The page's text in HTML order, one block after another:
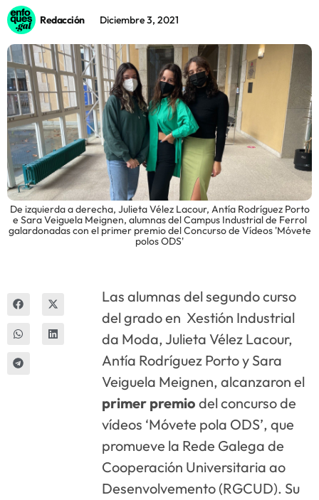
Innova
Redacción Diciembre 3, 2021
De izquierda a derecha, Julieta Vélez Lacour, Antía Rodríguez Porto
e Sara Veiguela Meignen, alumnas del Campus Industrial de Ferrol
galardonadas con el primer premio del Concurso de Vídeos 'Móvete
polos ODS'
Las alumnas del segundo curso
del grado en Xestión Industrial
da Moda, Julieta Vélez Lacour,
Antía Rodríguez Porto y Sara
Veiguela Meignen, alcanzaron el
primer premio del concurso de
vídeos ‘Móvete pola ODS’, que
promueve la Rede Galega de
Cooperación Universitaria ao
Desenvolvemento (RGCUD). Su